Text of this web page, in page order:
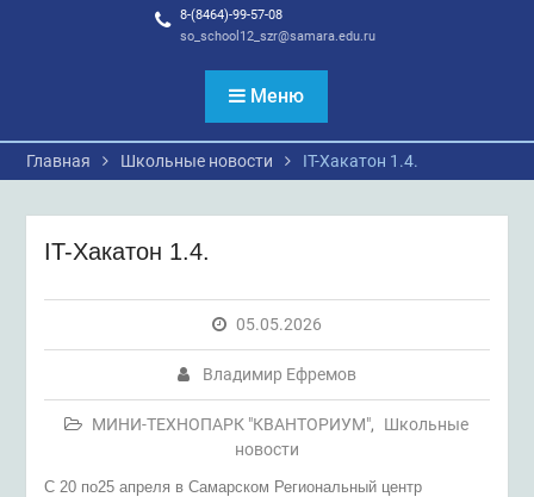
8-(8464)-99-57-08
so_school12_szr@samara.edu.ru
Меню
Главная Школьные новости IT-Хакатон 1.4.
IT-Хакатон 1.4.
05.05.2026
Владимир Ефремов
МИНИ-ТЕХНОПАРК "КВАНТОРИУМ",
Школьные
новости
С 20 по25 апреля в Самарском Региональный центр